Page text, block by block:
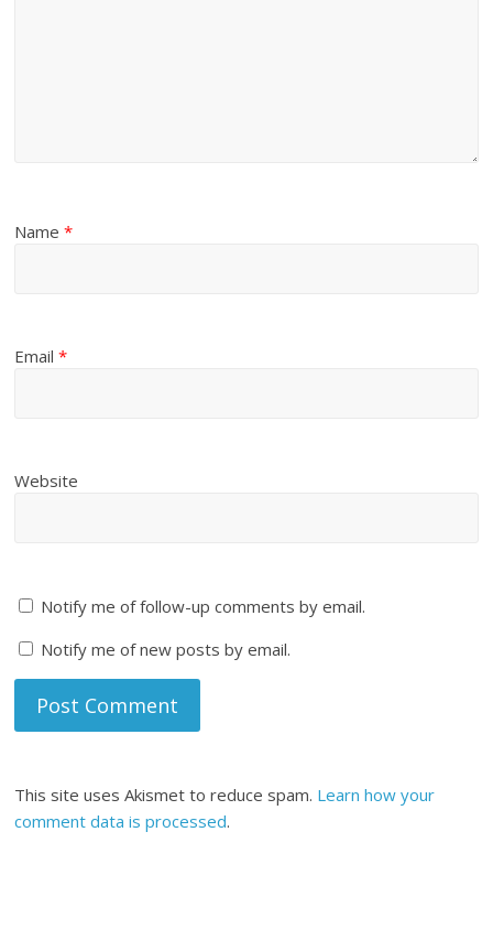
Name*
Email*
Website
Notify me of follow-up comments by email.
Notify me of new posts by email.
This site uses Akismet to reduce spam. Learn how your
comment data is processed.